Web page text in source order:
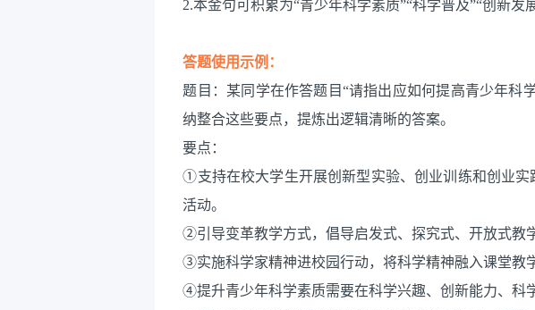
2.本金句可积累为“青少年科学素质”“科学普及”“创新发
答题使用示例：
题目：某同学在作答题目“请指出应如何提高青少年科
纳整合这些要点，提炼出逻辑清晰的答案。
要点：
①支持在校大学生开展创新型实验、创业训练和创业实
活动。
②引导变革教学方式，倡导启发式、探究式、开放式教
③实施科学家精神进校园行动，将科学精神融入课堂教
④提升青少年科学素质需要在科学兴趣、创新能力、科